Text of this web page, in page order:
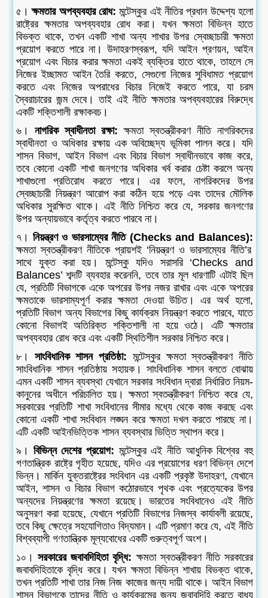
৫।ক্ষমতার অপব্যবহার রোধ: মন্টেস্কুর এই নীতির প্রধান উদ্দেশ্য হলো
রাষ্ট্রের ক্ষমতার অপব্যবহার রোধ করা। যখন ক্ষমতা বিভিন্ন হাতে
বিভক্ত থাকে, তখন একটি শাখা অন্য শাখার উপর স্বেচ্ছাচারী ক্ষমতা
প্রয়োগ করতে পারে না। উদাহরণস্বরূপ, যদি আইন প্রণয়ন, আইন
প্রয়োগ এবং বিচার করার ক্ষমতা একই ব্যক্তির হাতে থাকে, তাহলে সে
নিজের ইচ্ছামত আইন তৈরি করতে, সেগুলো নিজের সুবিধামত প্রয়োগ
করতে এবং নিজের অপরাধের বিচার নিজেই করতে পারে, যা চরম
স্বৈরাচারের জন্ম দেবে। তাই এই নীতি ক্ষমতার অপব্যবহারের বিরুদ্ধে
একটি শক্তিশালী রক্ষাকবচ।
৬। নাগরিক স্বাধীনতা রক্ষা: ক্ষমতা স্বতন্ত্রীকরণ নীতি নাগরিকদের
স্বাধীনতা ও অধিকার রক্ষায় এক অবিচ্ছেদ্য ভূমিকা পালন করে। যদি
শাসন বিভাগ, আইন বিভাগ এবং বিচার বিভাগ স্বাধীনভাবে কাজ করে,
তবে কোনো একটি শাখা জনগণের অধিকার খর্ব করার চেষ্টা করলে অন্য
শাখাগুলো প্রতিরোধ করতে পারে। এর ফলে, নাগরিকদের উপর
স্বেচ্ছাচারী নিয়ন্ত্রণ আরোপ করা কঠিন হয়ে পড়ে এবং তাদের মৌলিক
অধিকার সুরক্ষিত থাকে। এই নীতি নিশ্চিত করে যে, সরকার জনগণের
উপর অন্যায়ভাবে কর্তৃত্ব করতে পারবে না।
৭। নিয়ন্ত্রণ ও ভারসাম্যের নীতি (Checks and Balances):
ক্ষমতা স্বতন্ত্রীকরণ নীতিকে প্রায়শই ‘নিয়ন্ত্রণ ও ভারসাম্যের নীতি’র
সাথে যুক্ত করা হয়। মন্টেস্কু যদিও সরাসরি ‘Checks and
Balances’ শব্দটি ব্যবহার করেননি, তবে তার মূল ধারণাটি এটাই ছিল
যে, প্রতিটি বিভাগকে একে অপরের উপর নজর রাখার এবং একে অপরের
ক্ষমতাকে ভারসাম্যপূর্ণ করার ক্ষমতা দেওয়া উচিত। এর অর্থ হলো,
প্রতিটি বিভাগ অন্য বিভাগের কিছু কার্যক্রম নিয়ন্ত্রণ করতে পারবে, যাতে
কোনো বিভাগই অতিরিক্ত শক্তিশালী না হয়ে ওঠে। এটি ক্ষমতার
অপব্যবহার রোধ করে এবং একটি স্থিতিশীল সরকার নিশ্চিত করে।
৮। সাংবিধানিক শাসন প্রতিষ্ঠা: মন্টেস্কুর ক্ষমতা স্বতন্ত্রীকরণ নীতি
সাংবিধানিক শাসন প্রতিষ্ঠায় সহায়ক। সাংবিধানিক শাসন বলতে বোঝায়
এমন একটি শাসন ব্যবস্থা যেখানে সরকার সংবিধান দ্বারা নির্ধারিত নিয়ম-
কানুনের অধীনে পরিচালিত হয়। ক্ষমতা স্বতন্ত্রীকরণ নিশ্চিত করে যে,
সরকারের প্রতিটি শাখা সংবিধানের সীমার মধ্যে থেকে কাজ করছে এবং
কোনো একটি শাখা সংবিধান লঙ্ঘন করে ক্ষমতা দখল করতে পারছে না।
এটি একটি আইনভিত্তিক শাসন ব্যবস্থার ভিত্তি স্থাপন করে।
৯। বিভিন্ন দেশের প্রয়োগ: মন্টেস্কুর এই নীতি আধুনিক বিশ্বের বহু
গণতান্ত্রিক রাষ্ট্রে গৃহীত হয়েছে, যদিও এর প্রয়োগের ধরণ বিভিন্ন দেশে
ভিন্ন। মার্কিন যুক্তরাষ্ট্রের সংবিধান এর একটি প্রকৃষ্ট উদাহরণ, যেখানে
আইন, শাসন ও বিচার বিভাগ কঠোরভাবে পৃথক এবং প্রত্যেকের উপর
অন্যদের নিয়ন্ত্রণের ক্ষমতা রয়েছে। ভারতের সংবিধানেও এই নীতি
অনুসরণ করা হয়েছে, যেখানে প্রতিটি বিভাগের নিজস্ব কার্যাবলী রয়েছে,
তবে কিছু ক্ষেত্রে সহযোগিতাও বিদ্যমান। এটি প্রমাণ করে যে, এই নীতি
বিশ্বব্যাপী গণতান্ত্রিক মূল্যবোধের একটি গুরুত্বপূর্ণ অংশ।
১০।সরকারের জবাবদিহিতা বৃদ্ধি: ক্ষমতা স্বতন্ত্রীকরণ নীতি সরকারের
জবাবদিহিতাকে বৃদ্ধি করে। যখন ক্ষমতা বিভিন্ন শাখায় বিভক্ত থাকে,
তখন প্রতিটি শাখা তার নিজ নিজ কাজের জন্য দায়ী থাকে। আইন বিভাগ
শাসন বিভাগকে তাদের নীতি ও কার্যক্রমের জন্য জবাবদিহি করতে বাধ্য